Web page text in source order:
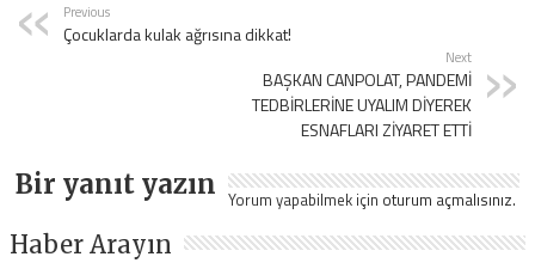
Previous
Çocuklarda kulak ağrısına dikkat!
Next
BAŞKAN CANPOLAT, PANDEMİ
TEDBİRLERİNE UYALIM DİYEREK
ESNAFLARI ZİYARET ETTİ
Bir yanıt yazın Yorum yapabilmek için oturum açmalısınız.
Haber Arayın